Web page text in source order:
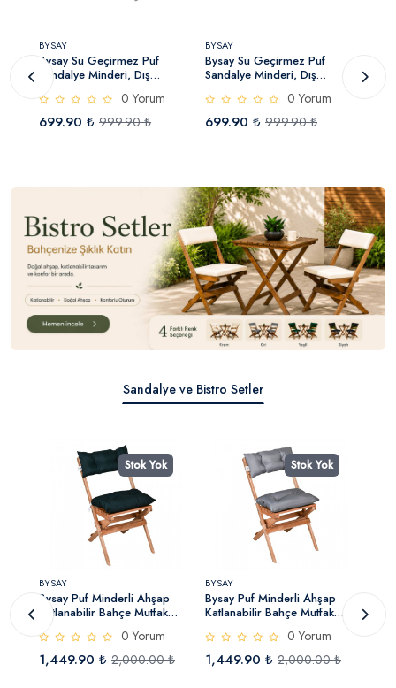
BYSAY
Bysay Su Geçirmez Puf
Sandalye Minderi, Dış
(Gri)
0 Yorum
699.90 ₺ 999.90 ₺
BYSAY
Bysay Su Geçirmez Puf
Sandalye Minderi, Dış
(Haki)
0 Yorum
699.90 ₺ 999.90 ₺
Sandalye ve Bistro Setler
Stok Yok
BYSAY
Bysay Puf Minderli Ahşap
Katlanabilir Bahçe Mutfak
(Naturel-Yeşil)
0 Yorum
1,449.90 ₺ 2,000.00 ₺
Stok Yok
BYSAY
Bysay Puf Minderli Ahşap
Katlanabilir Bahçe Mutfak
(Naturel-Gri)
0 Yorum
1,449.90 ₺ 2,000.00 ₺